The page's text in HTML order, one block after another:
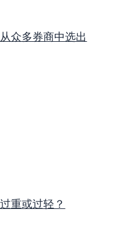
众多券商中选出
重或过轻？